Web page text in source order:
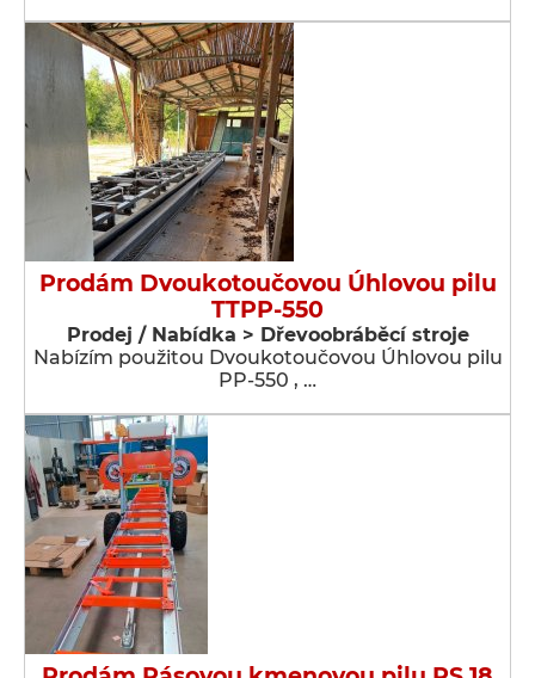
Prodám Dvoukotoučovou Úhlovou pilu
TTPP-550
Prodej / Nabídka > Dřevoobráběcí stroje
Nabízím použitou Dvoukotoučovou Úhlovou pilu
PP-550 , …